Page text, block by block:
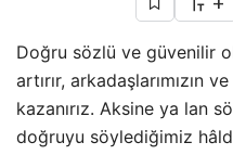
Doğru sözlü ve güvenilir
artırır, arkadaşlarımızın
kazanırız. Aksine ya lan
doğruyu söylediğimiz